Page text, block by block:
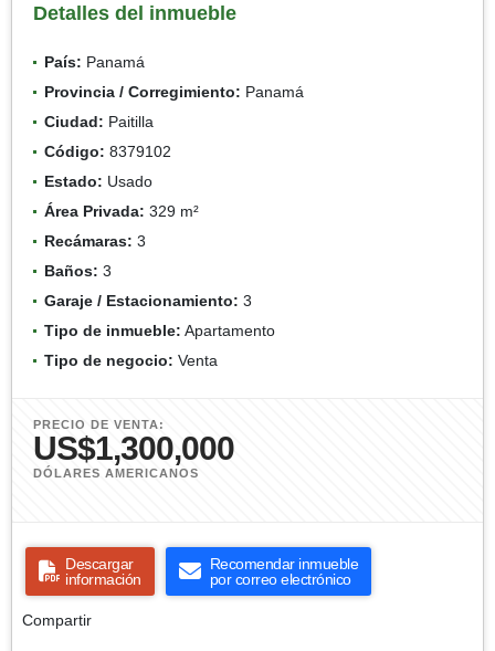
Detalles del inmueble
País: Panamá
Provincia / Corregimiento: Panamá
Ciudad: Paitilla
Código: 8379102
Estado: Usado
Área Privada: 329 m²
Recámaras: 3
Baños: 3
Garaje / Estacionamiento: 3
Tipo de inmueble: Apartamento
Tipo de negocio: Venta
PRECIO DE VENTA:
US$1,300,000
DÓLARES AMERICANOS
Descargar
información
Recomendar inmueble
por correo electrónico
Compartir